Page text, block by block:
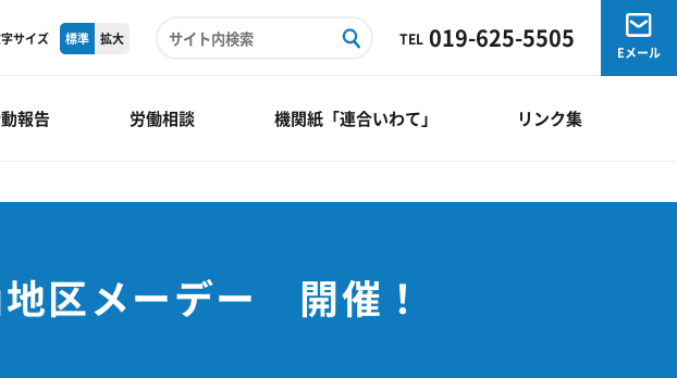
報告 労働相談 機関紙「連合いわて」 リンク集
サイズ 標準 拡大 TEL 019-625-5505 Eメール
区メーデー 開催！